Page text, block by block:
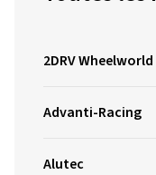
2DRV Wheelworld
Advanti-Racing
Alutec